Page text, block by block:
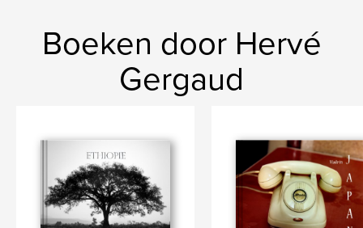
Boeken door Hervé
Gergaud